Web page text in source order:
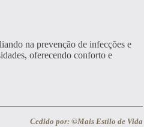
na prevenção de infecções e
oferecendo conforto e
Cedido por: ©Mais Estilo de Vida